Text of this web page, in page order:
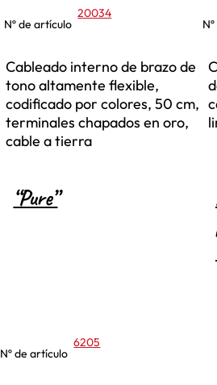
Nº de artículo
20034
Cableado interno de brazo de
tono altamente flexible,
codificado por colores, 50 cm,
terminales chapados en oro,
cable a tierra
“Pure”
Nº de artículo
6205